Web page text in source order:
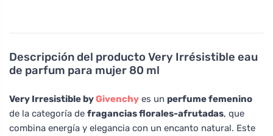
Descripción del producto Very Irrésistible eau
de parfum para mujer 80 ml
Very Irresistible byGivenchy es un perfume femenino
de la categoría de fragancias florales-afrutadas, que
combina energía y elegancia con un encanto natural. Este